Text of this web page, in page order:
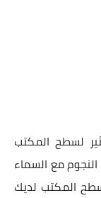
لسطح المكتب
مع السماء
المكتب لديك